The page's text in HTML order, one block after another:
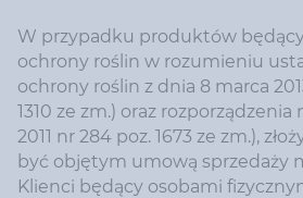
W przypadku produktów
ochrony roślin w rozumieniu
ochrony roślin z dnia 8 marca
1310 ze zm.) oraz rozporządzenia
2011 nr 284 poz. 1673 ze zm.),
być objętym umową sprzedaży
Klienci będący osobami